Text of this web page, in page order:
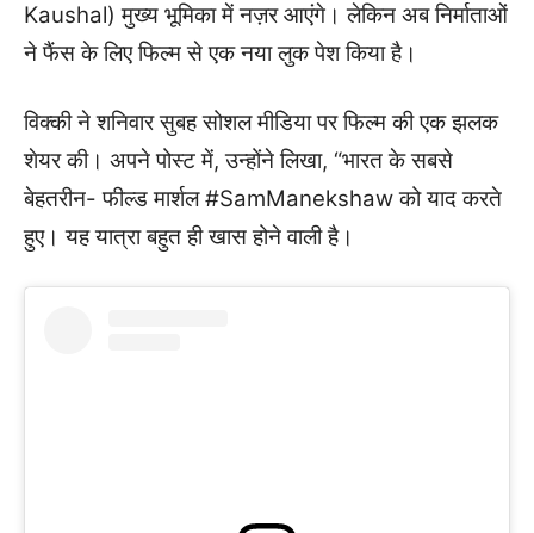
Kaushal) मुख्य भूमिका में नज़र आएंगे। लेकिन अब निर्माताओं
ने फैंस के लिए फिल्म से एक नया लुक पेश किया है।
विक्की ने शनिवार सुबह सोशल मीडिया पर फिल्म की एक झलक
शेयर की। अपने पोस्ट में, उन्होंने लिखा, “भारत के सबसे
बेहतरीन- फील्ड मार्शल #SamManekshaw को याद करते
हुए। यह यात्रा बहुत ही खास होने वाली है।